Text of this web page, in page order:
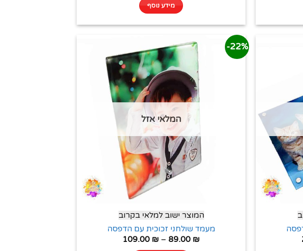
מידע נוסף
22%-
המלאי אזל
המוצר ישוב למלאי בקרוב
מעמד שולחני זכוכית עם הדפסה
89.00 ₪
–
109.00 ₪